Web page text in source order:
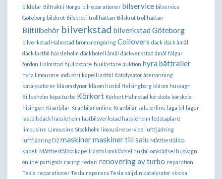
bildelar Bilfrakt i Norge bilreparationer bilservice bilservice
Göteborg bilskrot Bilskrot i trollhättan Bilskrot trollhättan
Biltillbehör bilverkstad bilverkstad Göteborg
bilverkstad Halmstad bromsrengöring Coilovers däck däck åmål
däck lastbil hässleholm däckhotell åmål däckverkstad åmål fälgar
fordon Halmstad hjullastare hjullastare auktion hyra båttrailer
hyra limousine industri kapell lastbil
Katalysator återvinning
katalysatorer klä om dynor klä om husbil Helsingborg klä om husvagn
Billesholm köpa turbo Körkort Körkort Halmstad körskola körskola
hisingen Kranbilar Kranbilar online Kranbilar salu online laga bil
lager
lastbilsdäck hässleholm lastbilsverkstad hässleholm
ledstaplare
limousine Limousine Stockholm limousineservice
luftfjädring
luftfjädring D2 maskinermaskiner till salu Måttbeställda
kapell
Måttbeställda kapell lastbil omklädsel husbil omklädsel husvagn
online partigods racing rederi renovering av turbo reparation
Tesla reparationer Tesla reparera Tesla sälj din katalysator skicka